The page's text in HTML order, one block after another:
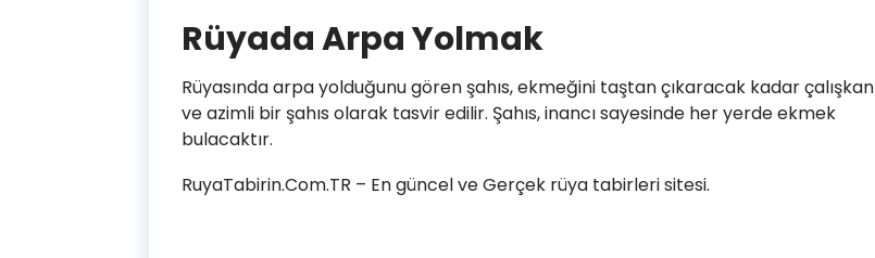
Rüyada Arpa Yolmak
Rüyasında arpa yolduğunu gören şahıs, ekmeğini taştan çıkaracak kadar çalışkan
ve azimli bir şahıs olarak tasvir edilir. Şahıs, inancı sayesinde her yerde ekmek
bulacaktır.
RuyaTabirin.Com.TR – En güncel ve Gerçek rüya tabirleri sitesi.